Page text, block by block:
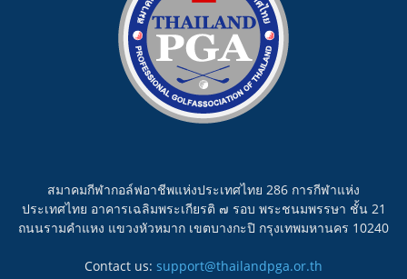
สมาคมกีฬากอล์ฟอาชีพแห่งประเทศไทย 286 การกีฬาแห่ง
ประเทศไทย อาคารเฉลิมพระเกียรติ ๗ รอบ พระชนมพรรษา ชั้น 21
ถนนรามคำแหง แขวงหัวหมาก เขตบางกะปิ กรุงเทพมหานคร 10240
Contact us: support@thailandpga.or.th